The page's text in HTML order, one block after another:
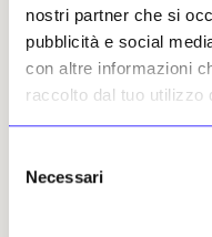
nostri partner che si
pubblicità e social
con altre informazioni
raccolto dal tuo utilizzo
delNecessari
illuminato questa
era dibattuto a
interpretazione,
Tinia, il dio
greco e allo
«deus Etruriae
santuario